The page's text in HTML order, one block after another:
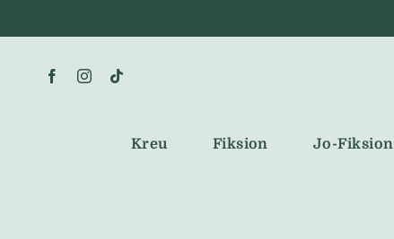
to
content
Kreu Fiksion Jo-Fiksion